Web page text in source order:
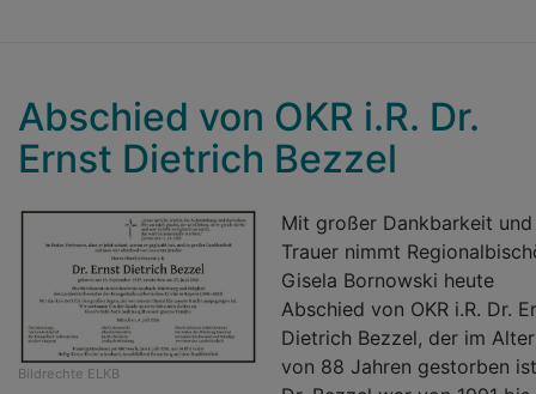
Abschied von OKR i.R. Dr.
Ernst Dietrich Bezzel
Bildrechte ELKB
Mit großer Dankbarkeit und
Trauer nimmt
Gisela Bornowski heute
Abschied von OKR i.R. Dr.
Dietrich Bezzel, der im Alter
von 88 Jahren gestorben